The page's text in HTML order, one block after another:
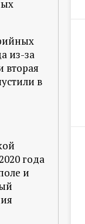
из-за
вторая
в
года
и